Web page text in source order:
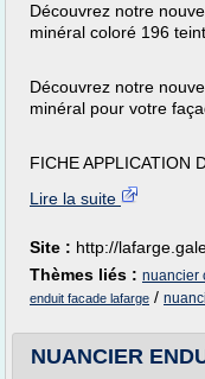
Découvrez notre
minéral coloré 196
Découvrez notre
minéral pour votre
FICHE APPLICATION
Lire la suite
Site : http://
Thèmes liés : nuancier
enduit facade lafarge /
NUANCIER